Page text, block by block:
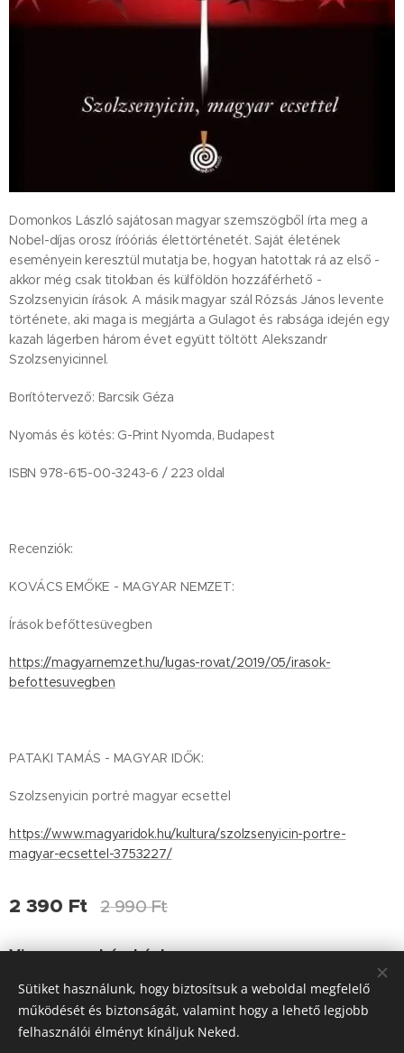
Domonkos László sajátosan magyar szemszögből írta meg a
Nobel-díjas orosz íróóriás élettörténetét. Saját életének
eseményein keresztül mutatja be, hogyan hatottak rá az első -
akkor még csak titokban és külföldön hozzáférhető -
Szolzsenyicin írások. A másik magyar szál Rózsás János levente
története, aki maga is megjárta a Gulagot és rabsága idején egy
kazah lágerben három évet együtt töltött Alekszandr
Szolzsenyicinnel.
Borítótervező: Barcsik Géza
Nyomás és kötés: G-Print Nyomda, Budapest
ISBN 978-615-00-3243-6 / 223 oldal
Recenziók:
KOVÁCS EMŐKE - MAGYAR NEMZET:
Írások befőttesüvegben
https://magyarnemzet.hu/lugas-rovat/2019/05/irasok-
befottesuvegben
PATAKI TAMÁS - MAGYAR IDŐK:
Szolzsenyicin portré magyar ecsettel
https://www.magyaridok.hu/kultura/szolzsenyicin-portre-
magyar-ecsettel-3753227/
2 390 Ft 2 990Ft
Vissza a webáruházhoz
© IdőJel Kiadó. Minden jog fenntartva.
Sütiket használunk, hogy biztosítsuk a weboldal megfelelő
működését és biztonságát, valamint hogy a lehető legjobb
felhasználói élményt kínáljuk Neked.